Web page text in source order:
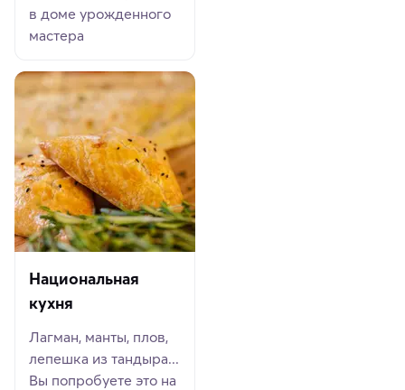
в доме урожденного
мастера
Национальная
кухня
Лагман, манты, плов,
лепешка из тандыра...
Вы попробуете это на